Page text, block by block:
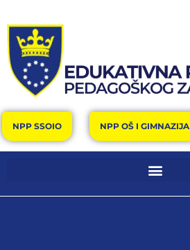
NPP SSOIO NPP OŠ I GIMNAZIJA